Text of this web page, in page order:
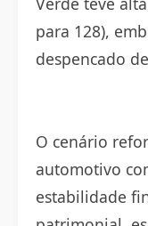
para 128),
despencado
O cenário
automotivo
estabilidade